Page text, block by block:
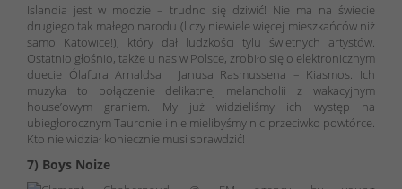
Islandia jest w modzie – trudno się dziwić! Nie ma na świecie
drugiego tak małego narodu (liczy niewiele więcej mieszkańców niż
samo Katowice!), który dał ludzkości tylu świetnych artystów.
Ostatnio głośnio, także u nas w Polsce, zrobiło się o elektronicznym
duecie Ólafura Arnaldsa i Janusa Rasmussena – Kiasmos. Ich
muzyka to połączenie delikatnej melancholii z wakacyjnym
house’owym graniem. My już widzieliśmy ich występ na
ubiegłorocznym Tauronie i nie mielibyśmy nic przeciwko powtórce.
Kto nie widział koniecznie musi sprawdzić!
7) Boys Noize